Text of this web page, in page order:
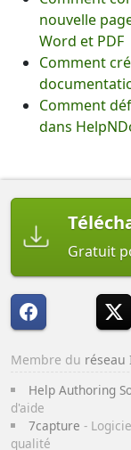
nouvelle
Word et PDF
Comment
Comment
dans
Gratuit
Membre du réseau
Help Authoring
d'aide
7capture -
qualité